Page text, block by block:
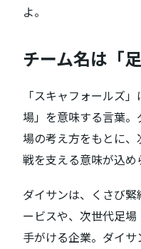
よ。
チーム名は「
「スキャフォールズ
場」を意味する言葉
場の考え方をもとに
戦を支える意味が込め
ダイサンは、くさび
ービスや、次世代足
手がける企業。ダイサ